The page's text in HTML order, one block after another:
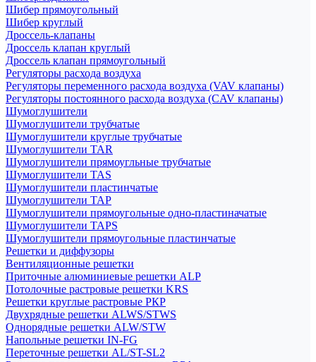
Шибер прямоугольный
Шибер круглый
Дроссель-клапаны
Дроссель клапан круглый
Дроссель клапан прямоугольный
Регуляторы расхода воздуха
Регуляторы переменного расхода воздуха (VAV клапаны)
Регуляторы постоянного расхода воздуха (CAV клапаны)
Шумоглушители
Шумоглушители трубчатые
Шумоглушители круглые трубчатые
Шумоглушители TAR
Шумоглушители прямоугльные трубчатые
Шумоглушители TAS
Шумоглушители пластинчатые
Шумоглушители TAP
Шумоглушители прямоугольные одно-пластиначатые
Шумоглушители TAPS
Шумоглушители прямоугольные пластинчатые
Решетки и диффузоры
Вентиляционные решетки
Приточные алюминиевые решетки ALP
Потолочные растровые решетки KRS
Решетки круглые растровые РКР
Двухрядные решетки ALWS/STWS
Однорядные решетки ALW/STW
Напольные решетки IN-FG
Переточные решетки AL/ST-SL2